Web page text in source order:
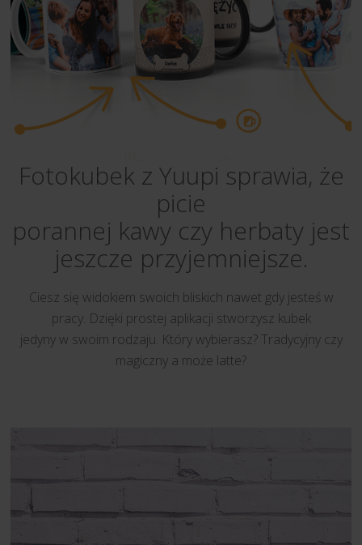
Fotokubek z Yuupi sprawia, że
picie
porannej kawy czy herbaty jest
jeszcze przyjemniejsze.
Ciesz się widokiem swoich bliskich nawet gdy jesteś w
pracy. Dzięki prostej aplikacji stworzysz kubek
jedyny w swoim rodzaju. Który wybierasz? Tradycyjny czy
magiczny a może latte?